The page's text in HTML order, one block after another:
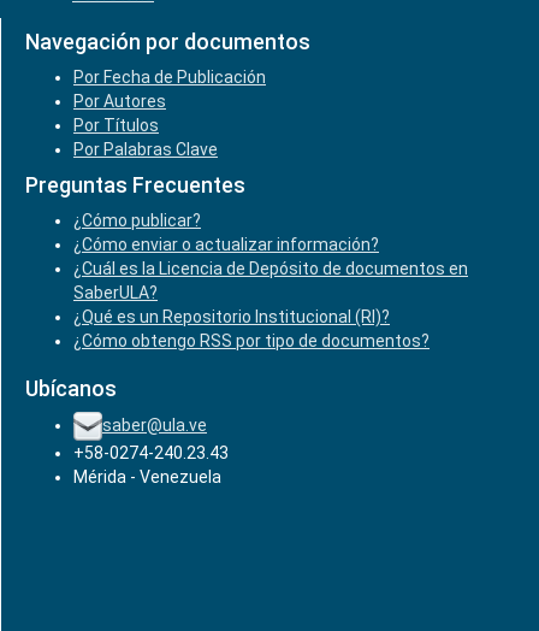
Navegación por documentos
Por Fecha de Publicación
Por Autores
Por Títulos
Por Palabras Clave
Preguntas Frecuentes
¿Cómo publicar?
¿Cómo enviar o actualizar información?
¿Cuál es la Licencia de Depósito de documentos en
SaberULA?
¿Qué es un Repositorio Institucional (RI)?
¿Cómo obtengo RSS por tipo de documentos?
Ubícanos
saber@ula.ve
+58-0274-240.23.43
Mérida - Venezuela